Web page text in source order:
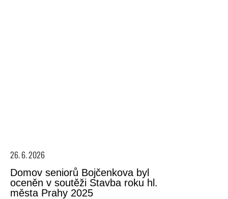
26. 6. 2026
Domov seniorů Bojčenkova byl
oceněn v soutěži Stavba roku hl.
města Prahy 2025